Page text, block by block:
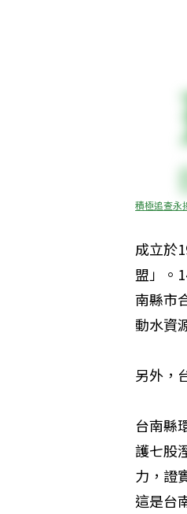
積極追查永
成立於
盟」。
南縣市
動水資
另外，
台南縣
護七股
力，證
這是台